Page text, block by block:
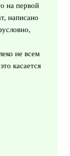
на первой
написано
не всем
касается